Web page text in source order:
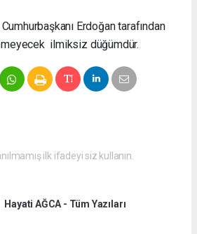
Erdoğan tarafından
ilmiksiz düğümdür.
ilk ifadeyi siz kullanın.
Hayati AĞCA - Tüm Yazıları